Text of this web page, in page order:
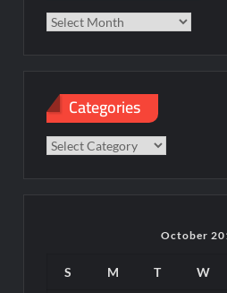
Categories
Categories
October
S M T W